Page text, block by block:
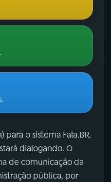
o sistema Fala.BR,
dialogando. O
de comunicação da
pública, por